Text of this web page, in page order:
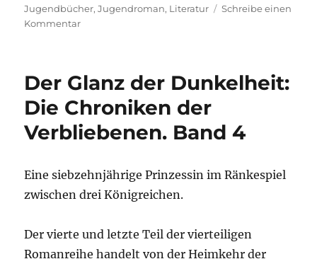
Jugendbücher,Jugendroman, Literatur
Schreibe einen
Kommentarzu
Die
Rebellinnen
Der Glanz der Dunkelheit:
Die Chroniken der
Verbliebenen. Band 4
Eine sieb­zehn­jäh­ri­ge Prin­zes­sin im Rän­ke­spiel
zwi­schen drei Königreichen.
Der vier­te und letz­te Teil der vier­tei­li­gen
Roman­rei­he han­delt von der Heim­kehr der